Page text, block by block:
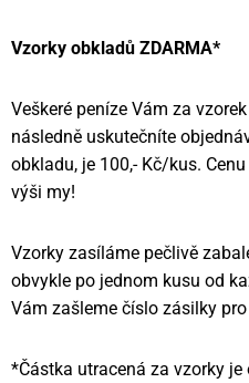
Vzorky obkladů ZDARMA*
Veškeré peníze Vám za
následně uskutečníte
obkladu, je 100,- Kč/kus.
výši my!
Vzorky zasíláme pečlivě
obvykle po jednom kusu od
Vám zašleme číslo zásilky
*Částka utracená za vzorky